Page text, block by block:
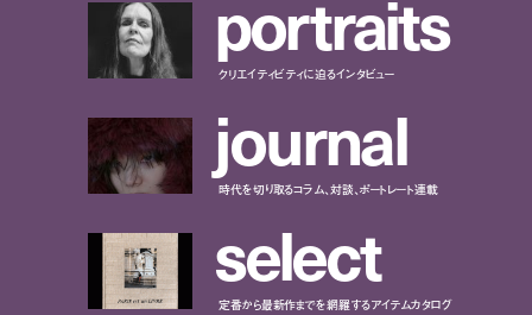
portraits
クリエイティビティに迫るインタビュー
journal
時代を切り取るコラム、対談、ポートレート連載
select
定番から最新作までを網羅するアイテムカタログ